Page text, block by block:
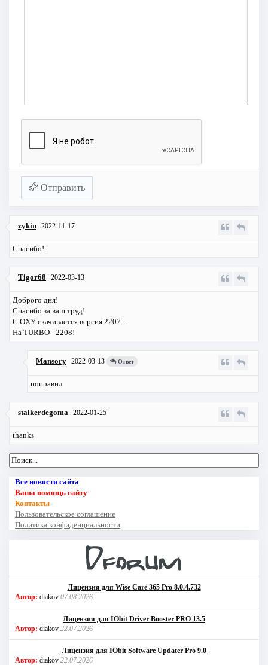
Отправить
zykin 2022-11-17
Спасибо!
Tigor68 2022-03-13
Доброго дня!
Спасибо за ваш труд!
С OXY скачивается версия 2207...
На TURBO - 2208!
Mansory 2022-03-13 Ответ
поправил
stalkerdegoma 2022-01-25
thanks
Все новости сайта
Ваша помощь сайту
Контакты
Пользовательское соглашение
Политика конфиденциальности
Лицензия для Wise Care 365 Pro 8.0.4.732
Автор: diakov 07.08.2026
Лицензия для IObit Driver Booster PRO 13.5
Автор: diakov 22.07.2026
Лицензия для IObit Software Updater Pro 9.0
Автор: diakov 22.07.2026